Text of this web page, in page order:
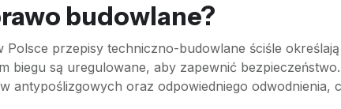
budowlane?
Polsce przepisy techniczno-budowlane ściśle
biegu są uregulowane, aby zapewnić
antypoślizgowych oraz odpowiedniego